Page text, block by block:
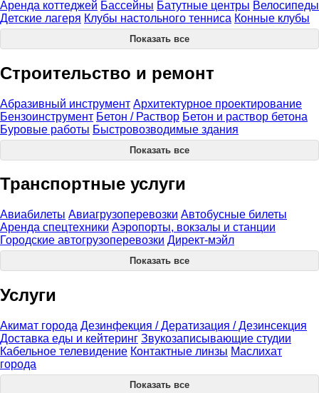
Аренда коттеджей Бассейны Батутные центры Велосипеды
Детские лагеря Клубы настольного тенниса Конные клубы
Показать все
Строительство и ремонт
Абразивный инструмент Архитектурное проектирование
Бензоинструмент Бетон / Раствор Бетон и раствор бетона
Буровые работы Быстровозводимые здания
Показать все
Транспортные услуги
Авиабилеты Авиагрузоперевозки Автобусные билеты
Аренда спецтехники Аэропорты, вокзалы и станции
Городские автогрузоперевозки Директ-мэйл
Показать все
Услуги
Акимат города Дезинфекция / Дератизация / Дезинсекция
Доставка еды и кейтеринг Звукозаписывающие студии
Кабельное телевидение Контактные линзы Маслихат
города
Показать все